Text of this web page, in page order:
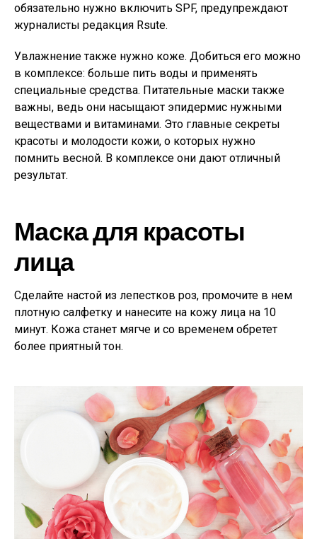
обязательно нужно включить SPF, предупреждают
журналисты редакция Rsute.
Увлажнение также нужно коже. Добиться его можно
в комплексе: больше пить воды и применять
специальные средства. Питательные маски также
важны, ведь они насыщают эпидермис нужными
веществами и витаминами. Это главные секреты
красоты и молодости кожи, о которых нужно
помнить весной. В комплексе они дают отличный
результат.
Маска для красоты
лица
Сделайте настой из лепестков роз, промочите в нем
плотную салфетку и нанесите на кожу лица на 10
минут. Кожа станет мягче и со временем обретет
более приятный тон.